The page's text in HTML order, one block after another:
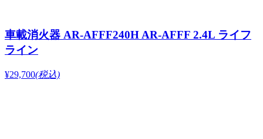
車載消火器 AR-AFFF240H AR-AFFF 2.4L ライフ
ライン
¥29,700(税込)